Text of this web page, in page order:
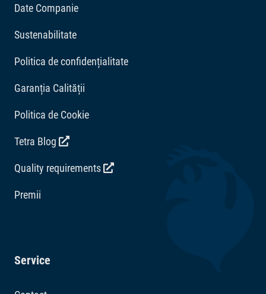
Date Companie
Sustenabilitate
Politica de confidențialitate
Garanția Calității
Politica de Cookie
Tetra Blog
Quality requirements
Premii
Service